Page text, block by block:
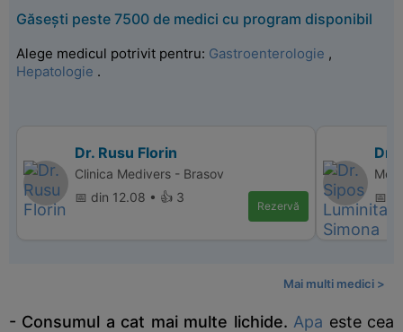
Găsești peste 7500 de medici cu program disponibil
Alege medicul potrivit pentru: Gastroenterologie ,
Hepatologie .
Dr. Rusu Florin
Clinica Medivers - Brasov
📅 din 12.08 • 👍 3
Rezervă
Dr.
📅
Mai multi medici >
- Consumul a cat mai multe lichide. Apa este cea